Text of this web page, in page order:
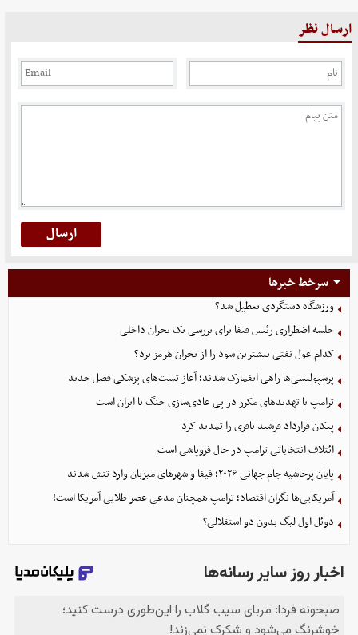
ارسال نظر
سرخط خبرها
ورزشگاه دستگردی تعطیل شد؟
جلسه اضطراری رئیس فیفا برای بررسی یک بحران داخلی
کدام غول نفتی بیشترین سود را از بحران هرمز برد؟
پرسپولیسی‌ها راهی ایفمارک شدند؛ آغاز تست‌های پزشکی فصل جدید
ترامپ با تهدیدهای مکرر در پی عادی‌سازی جنگ با ایران است
پیکان قرارداد فرشید باقری را تمدید کرد
ائتلاف انتخاباتی ترامپ در حال فروپاشی است
پایان پرحاشیه جام جهانی ۲۰۲۶؛ فیفا و شهرهای میزبان وارد تنش شدند
آمریکایی‌ها نگران اقتصاد؛ ترامپ همچنان مدعی عصر طلایی آمریکا است!
دوئل اول لیگ بدون دو استقلالی؟